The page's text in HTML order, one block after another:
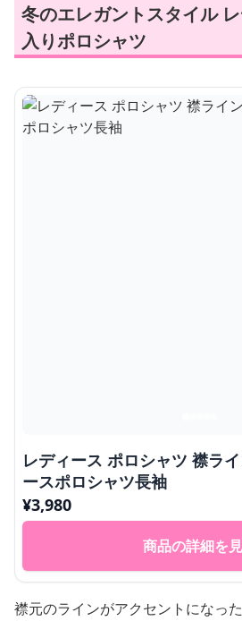
冬のエレガントスタイル
入りポロシャツ
レディース ポロシャツ 襟ラ
ースポロシャツ長袖
¥3,980
商品の詳細を
襟元のラインがアクセントになっ